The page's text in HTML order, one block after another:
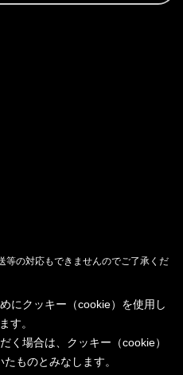
の対応もできませんのでご了承くだ
にクッキー（cookie）を使用し
す。
く場合は、クッキー（cookie）
ものとみなします。